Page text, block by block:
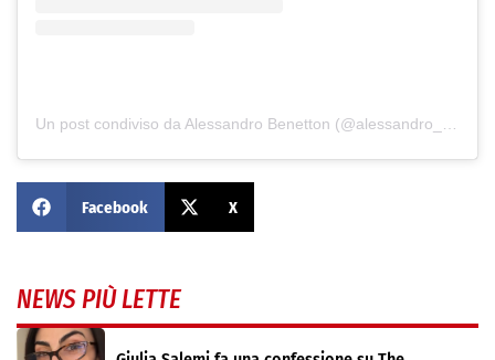
Un post condiviso da Alessandro Benetton (@alessandro_benetton)
Facebook X
NEWS PIÙ LETTE